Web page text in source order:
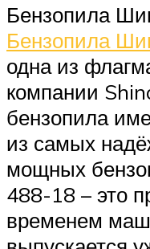
Бензопила
Бензопила
одна из
компании
бензопила
из самых
мощных
488-18 – это
временем